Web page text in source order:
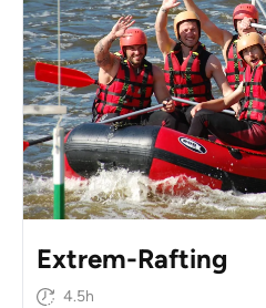
Extrem-Rafting
4.5h